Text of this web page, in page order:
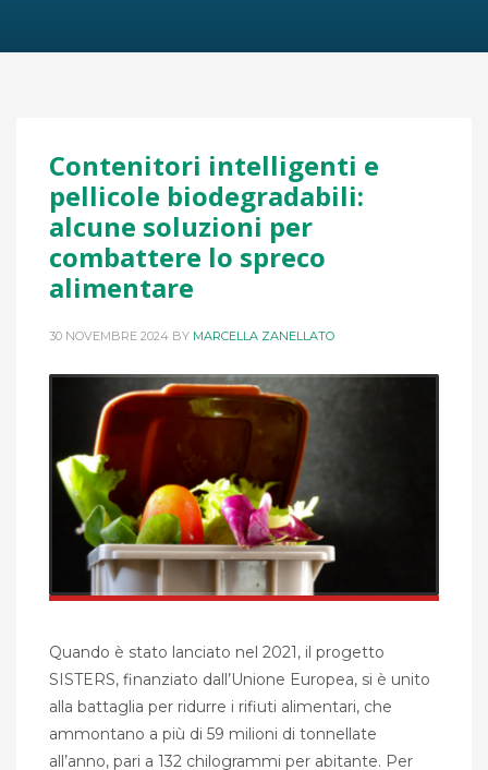
Contenitori intelligenti e
pellicole biodegradabili:
alcune soluzioni per
combattere lo spreco
alimentare
30 NOVEMBRE 2024 BY MARCELLA ZANELLATO
Quando è stato lanciato nel 2021, il progetto
SISTERS, finanziato dall’Unione Europea, si è unito
alla battaglia per ridurre i rifiuti alimentari, che
ammontano a più di 59 milioni di tonnellate
all’anno, pari a 132 chilogrammi per abitante. Per